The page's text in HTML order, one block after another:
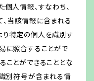
人情報、すなわち、
当該情報に含まれる
り特定の個人を識別す
に照合することがで
ことができることとな
識別符号が含まれる情